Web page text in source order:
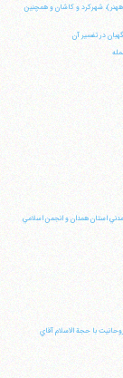
شهركرد و كاشان و همچنين
در تفسير آن
استان همدان و انجمن اسلامي
با حجة الاسلام آقاي